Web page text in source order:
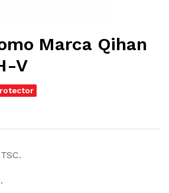
Marca Qihan
V